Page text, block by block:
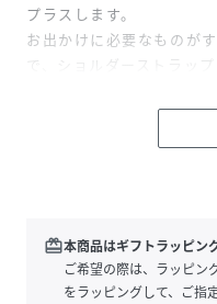
プラスします。
お出かけに必要なものが
で、ショルダーストラッ
旅先での散策や、デイリ
けまで、幅広いシーンで
着用シーズン：春
redeem本商品はギフトラッピン
ご希望の際は、ラッピン
をラッピングして、ご指